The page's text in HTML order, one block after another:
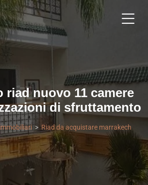
riad nuovo 11 camere
di sfruttamento
Riad da acquistare marrakech